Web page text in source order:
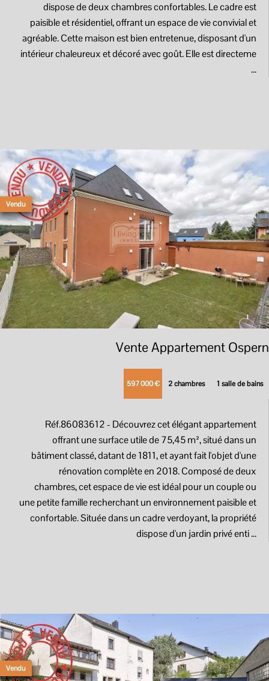
dispose de deux chambres confortables. Le cadre est
paisible et résidentiel, offrant un espace de vie convivial et
agréable. Cette maison est bien entretenue, disposant d'un
intérieur chaleureux et décoré avec goût. Elle est directeme
...
Vente Appartement Ospern
597 000 € 2 chambres 1 salle de bains
Réf.86083612- Découvrez cet élégant appartement
offrant une surface utile de 75,45 m², situé dans un
bâtiment classé, datant de 1811, et ayant fait l'objet d'une
rénovation complète en 2018. Composé de deux
chambres, cet espace de vie est idéal pour un couple ou
une petite famille recherchant un environnement paisible et
confortable. Située dans un cadre verdoyant, la propriété
dispose d'un jardin privé enti ...
Vendu
Vendu